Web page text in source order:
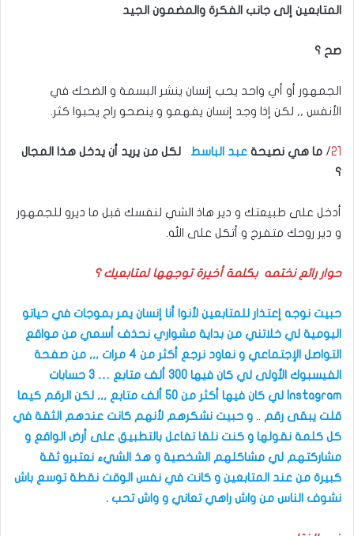
المتابعين إلى جانب الفكرة والمضمون الجيد
صح ؟
الجمهور أو أي واحد يحب إنسان ينشر البسمة و الضحك في
الأنفس ,, لكن إذا وجد إنسان يفهمو و ينصحو راح يحبوا كثر.
21
/ ما هي نصيحة عبد الباسط لكل من يريد أن يدخل هذا المجال
؟
أدخل على طبيعتك و دير هاذ الشي لنفسك قبل ما ديرو للجمهور
و دير روحك متفرج و أتكل على الله.
حوار رائع نختمه بكلمة أخيرة توجهها لمتابعيك ؟
حبيت نوجه إعتذار للمتابعين لأنوا أنا إنسان يمر بموجات في حياتو
اليومية لي خلاتني من بداية مشواري نحذف أسمي من مواقع
التواصل الإجتماعي و نعاود نرجع أكثر من 4 مرات ,,, من صفحة
الفيسبوك الأولى لي كان فيها 300 ألف متابع … 3 حسابات
Instagram لي كان فيها أكثر من 50 ألف متابع ,,, لكن الرقم كيما
قلت يبقى رقم .. و حبيت نشكرهم لأنهم كانت عندهم الثقة في
كل كلمة نقولها و كنت نلقا تفاعل بالتطبيق على أرض الواقع و
مشاركتهم لي مشاكلهم الشخصية و هذ الشيء نعتبرو ثقة
كبيرة من عند المتابعين و كانت في نفس الوقت نقطة توسع باش
نشوف الناس من واش راهي تعاني و واش تحب .